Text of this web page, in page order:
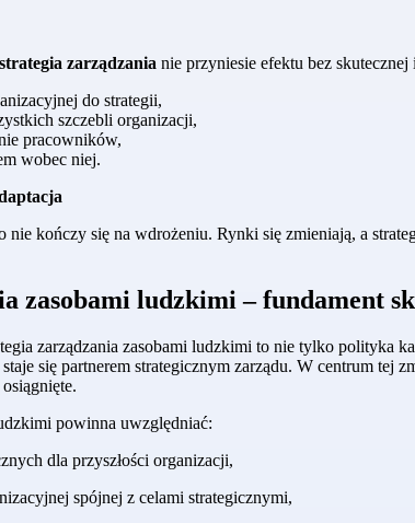
strategia zarządzania nie przyniesie efektu bez
do strategii,
szczebli organizacji,
pracowników,
wobec niej.
nie kończy się na wdrożeniu. Rynki się zmieniają, a
zasobami ludzkimi – fundament
zarządzania zasobami ludzkimi to nie tylko polityka
się partnerem strategicznym zarządu. W centrum tej
powinna uwzględniać:
dla przyszłości organizacji,
spójnej z celami strategicznymi,